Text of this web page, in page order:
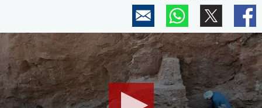
0
seconds
seconds